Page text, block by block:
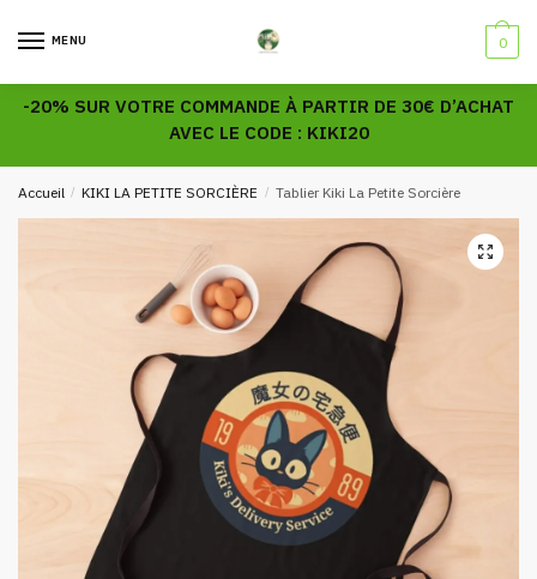
MENU 0
-20% SUR VOTRE COMMANDE À PARTIR DE 30€ D’ACHAT
AVEC LE CODE : KIKI20
Accueil / KIKI LA PETITE SORCIÈRE / Tablier Kiki La Petite Sorcière
🔍